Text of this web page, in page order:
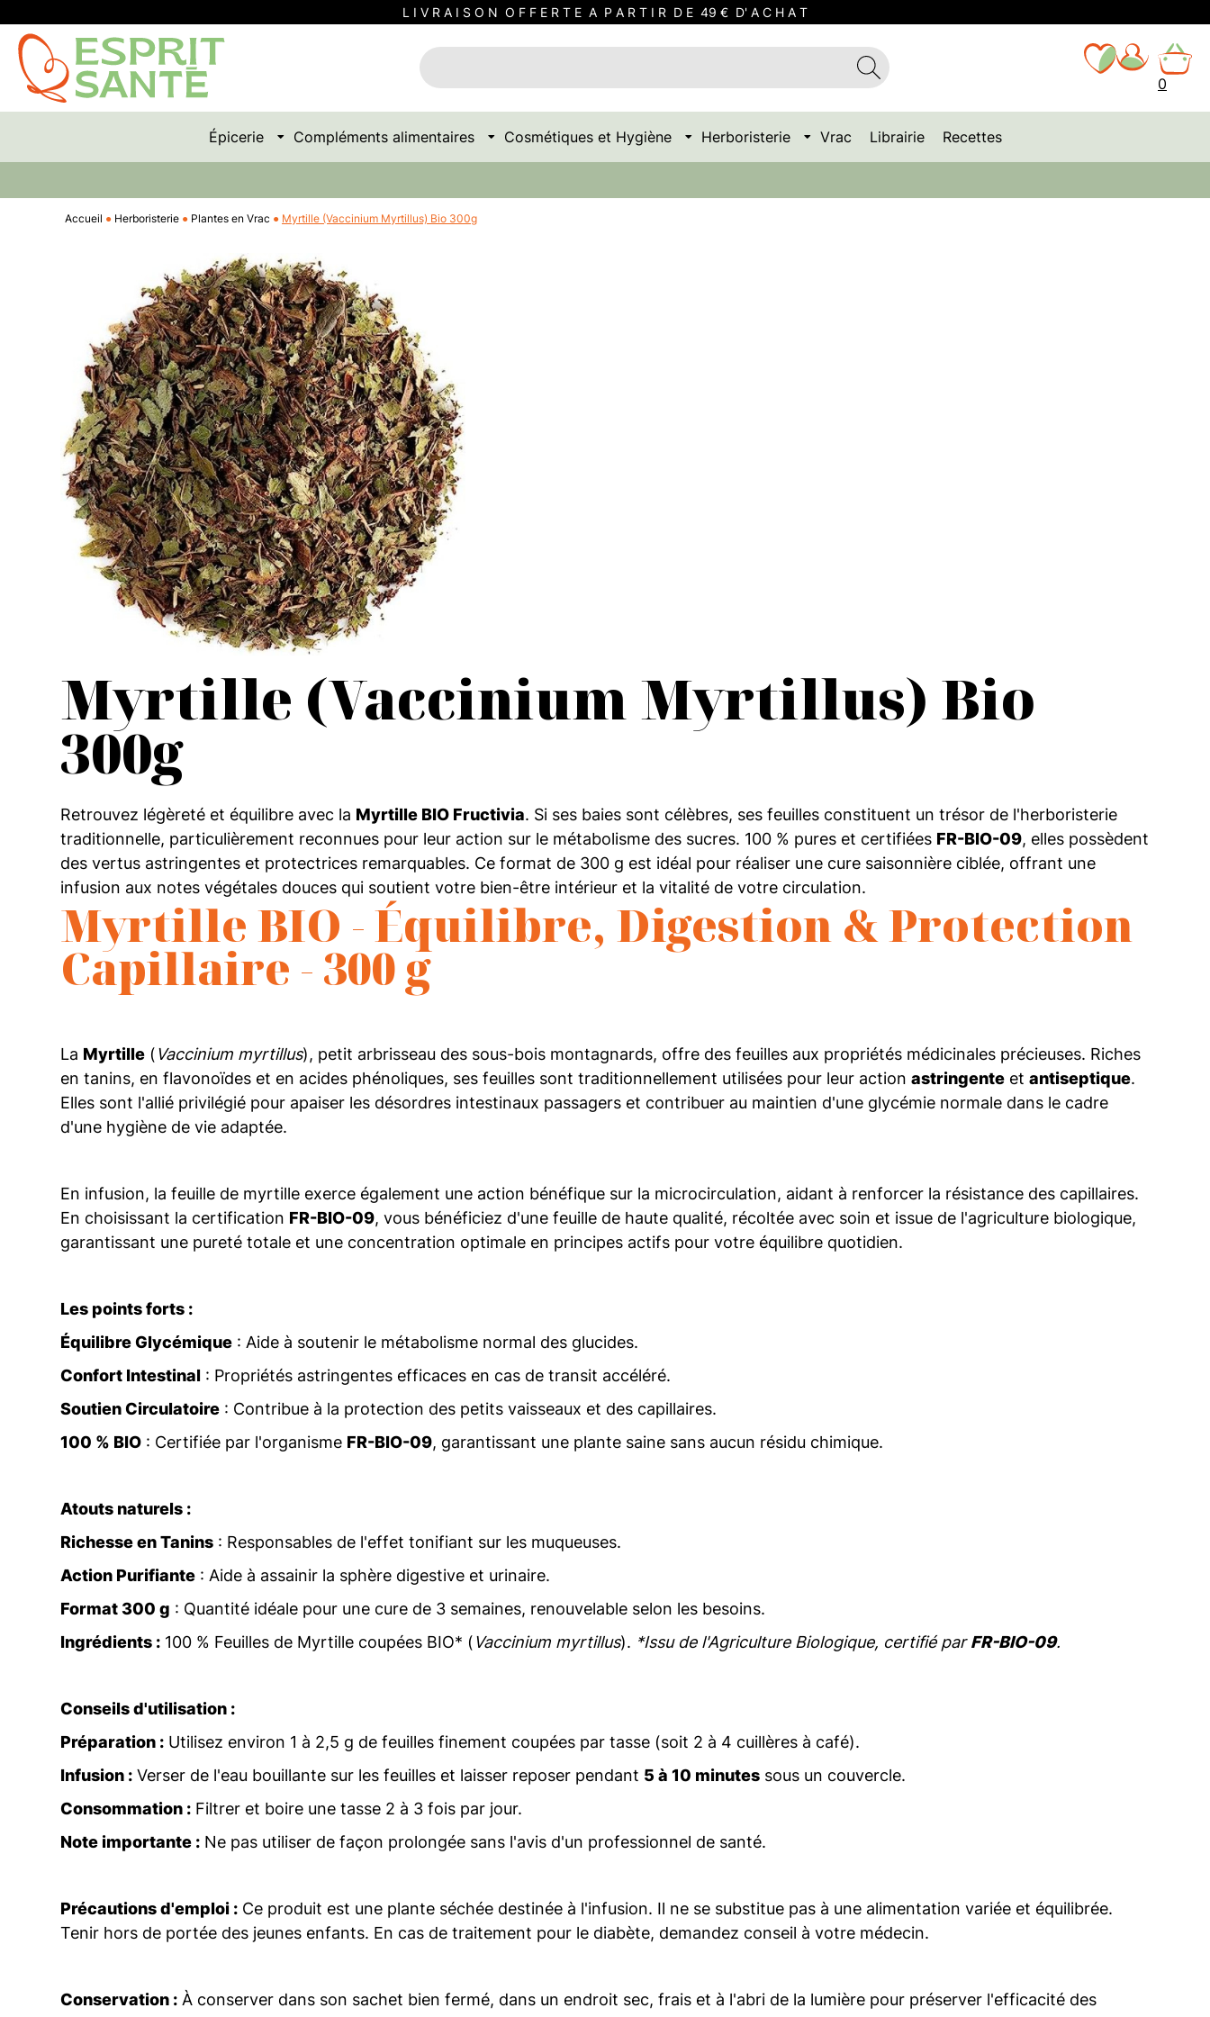
L I V R A I S O N O F F E R T E A P A R T I R D E 49 € D' A C H A T
0
Épicerie Compléments alimentaires Cosmétiques et Hygiène Herboristerie Vrac Librairie Recettes
Accueil Herboristerie Plantes en Vrac Myrtille (Vaccinium Myrtillus) Bio 300g
Myrtille (Vaccinium Myrtillus) Bio
300g
Retrouvez légèreté et équilibre avec la Myrtille BIO Fructivia. Si ses baies sont célèbres, ses feuilles constituent un trésor de l'herboristerie
traditionnelle, particulièrement reconnues pour leur action sur le métabolisme des sucres. 100 % pures et certifiées FR-BIO-09, elles possèdent
des vertus astringentes et protectrices remarquables. Ce format de 300 g est idéal pour réaliser une cure saisonnière ciblée, offrant une
infusion aux notes végétales douces qui soutient votre bien-être intérieur et la vitalité de votre circulation.
Myrtille BIO - Équilibre, Digestion & Protection
Capillaire - 300 g
La Myrtille (Vaccinium myrtillus), petit arbrisseau des sous-bois montagnards, offre des feuilles aux propriétés médicinales précieuses. Riches
en tanins, en flavonoïdes et en acides phénoliques, ses feuilles sont traditionnellement utilisées pour leur action astringente et antiseptique.
Elles sont l'allié privilégié pour apaiser les désordres intestinaux passagers et contribuer au maintien d'une glycémie normale dans le cadre
d'une hygiène de vie adaptée.
En infusion, la feuille de myrtille exerce également une action bénéfique sur la microcirculation, aidant à renforcer la résistance des capillaires.
En choisissant la certification FR-BIO-09, vous bénéficiez d'une feuille de haute qualité, récoltée avec soin et issue de l'agriculture biologique,
garantissant une pureté totale et une concentration optimale en principes actifs pour votre équilibre quotidien.
Les points forts :
Équilibre Glycémique : Aide à soutenir le métabolisme normal des glucides.
Confort Intestinal : Propriétés astringentes efficaces en cas de transit accéléré.
Soutien Circulatoire : Contribue à la protection des petits vaisseaux et des capillaires.
100 % BIO : Certifiée par l'organisme FR-BIO-09, garantissant une plante saine sans aucun résidu chimique.
Atouts naturels :
Richesse en Tanins : Responsables de l'effet tonifiant sur les muqueuses.
Action Purifiante : Aide à assainir la sphère digestive et urinaire.
Format 300 g : Quantité idéale pour une cure de 3 semaines, renouvelable selon les besoins.
Ingrédients : 100 % Feuilles de Myrtille coupées BIO* (Vaccinium myrtillus). *Issu de l'Agriculture Biologique, certifié parFR-BIO-09.
Conseils d'utilisation :
Préparation : Utilisez environ 1 à 2,5 g de feuilles finement coupées par tasse (soit 2 à 4 cuillères à café).
Infusion : Verser de l'eau bouillante sur les feuilles et laisser reposer pendant 5 à 10 minutes sous un couvercle.
Consommation : Filtrer et boire une tasse 2 à 3 fois par jour.
Note importante : Ne pas utiliser de façon prolongée sans l'avis d'un professionnel de santé.
Précautions d'emploi : Ce produit est une plante séchée destinée à l'infusion. Il ne se substitue pas à une alimentation variée et équilibrée.
Tenir hors de portée des jeunes enfants. En cas de traitement pour le diabète, demandez conseil à votre médecin.
Conservation : À conserver dans son sachet bien fermé, dans un endroit sec, frais et à l'abri de la lumière pour préserver l'efficacité des